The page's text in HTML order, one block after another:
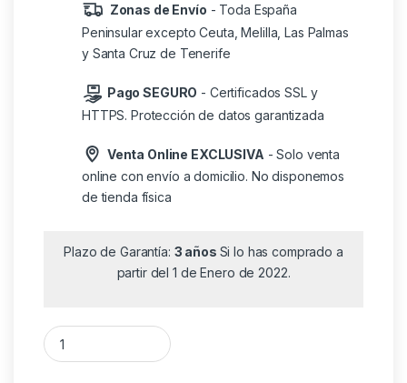
Zonas de Envío - Toda España
Peninsular excepto Ceuta, Melilla, Las Palmas
y Santa Cruz de Tenerife
Pago SEGURO - Certificados SSL y
HTTPS. Protección de datos garantizada
Venta Online EXCLUSIVA - Solo venta
online con envío a domicilio. No disponemos
de tienda física
Plazo de Garantía: 3 años Si lo has comprado a
partir del 1 de Enero de 2022.
Caja Gaming Semitorre Hiditec MH12 METAL MESH cantidad